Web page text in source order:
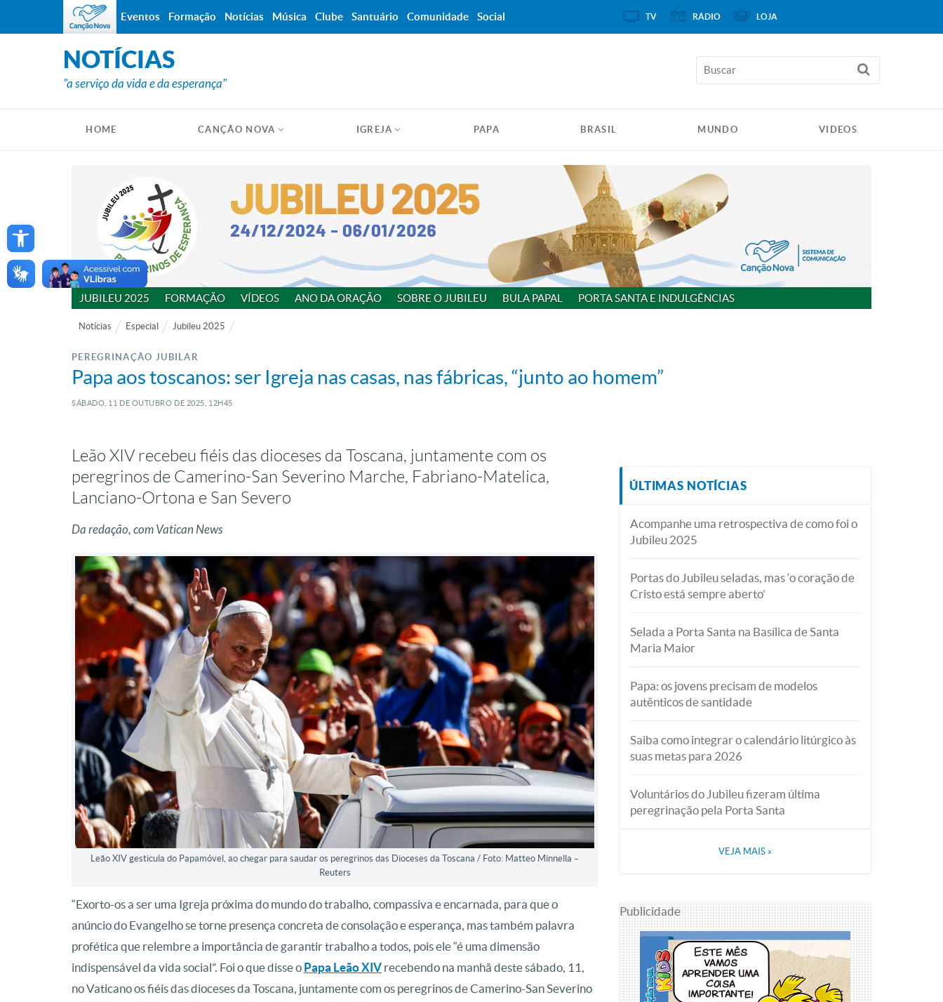
Open toolbar
NOTÍCIAS
"a serviço da vida e da esperança"
HOME CANÇÃO NOVA IGREJA PAPA BRASIL MUNDO VIDEOS
JUBILEU 2025 FORMAÇÃO VÍDEOS ANO DA ORAÇÃO SOBRE O JUBILEU BULA PAPAL PORTA SANTA E INDULGÊNCIAS
Notícias Especial Jubileu 2025
PEREGRINAÇÃO JUBILAR
Papa aos toscanos: ser Igreja nas casas, nas fábricas, “junto ao homem”
SÁBADO, 11 DE OUTUBRO DE 2025, 12H45
Leão XIV recebeu fiéis das dioceses da Toscana, juntamente com os
peregrinos de Camerino-San Severino Marche, Fabriano-Matelica,
Lanciano-Ortona e San Severo
Da redação, com Vatican News
Leão XIV gesticula do Papamóvel, ao chegar para saudar os peregrinos das Dioceses da Toscana / Foto: Matteo Minnella –
Reuters
“Exorto-os a ser uma Igreja próxima do mundo do trabalho, compassiva e encarnada, para que o
anúncio do Evangelho se torne presença concreta de consolação e esperança, mas também palavra
profética que relembre a importância de garantir trabalho a todos, pois ele “é uma dimensão
indispensável da vida social”. Foi o que disse o Papa Leão XIV recebendo na manhã deste sábado, 11,
no Vaticano os fiéis das dioceses da Toscana, juntamente com os peregrinos de Camerino-San Severino
ÚLTIMAS NOTÍCIAS
Acompanhe uma retrospectiva de como foi o
Jubileu 2025
Portas do Jubileu seladas, mas ‘o coração de
Cristo está sempre aberto’
Selada a Porta Santa na Basílica de Santa
Maria Maior
Papa: os jovens precisam de modelos
autênticos de santidade
Saiba como integrar o calendário litúrgico às
suas metas para 2026
Voluntários do Jubileu fizeram última
peregrinação pela Porta Santa
VEJA MAIS »
Publicidade
Eventos Formação Notícias Música Clube Santuário Comunidade Social TV RÁDIO LOJA